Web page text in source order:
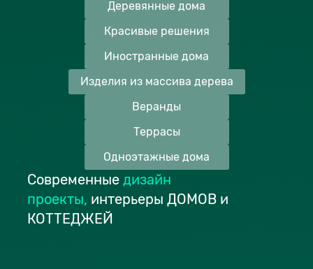
Деревянные дома
Красивые решения
Иностранные дома
Изделия из массива дерева
Веранды
Террасы
Одноэтажные дома
Современные дизайн
проекты, интерьеры ДОМОВ и
КОТТЕДЖЕЙ